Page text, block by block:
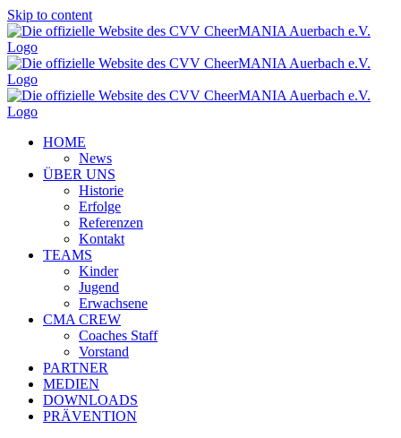
Skip to content
HOME
News
ÜBER UNS
Historie
Erfolge
Referenzen
Kontakt
TEAMS
Kinder
Jugend
Erwachsene
CMA CREW
Coaches Staff
Vorstand
PARTNER
MEDIEN
DOWNLOADS
PRÄVENTION